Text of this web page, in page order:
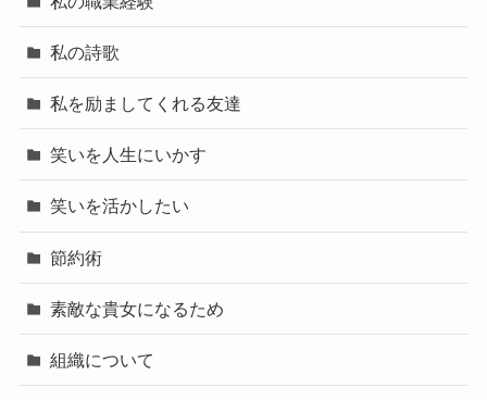
私の詩歌
私を励ましてくれる友達
笑いを人生にいかす
笑いを活かしたい
節約術
素敵な貴女になるため
組織について